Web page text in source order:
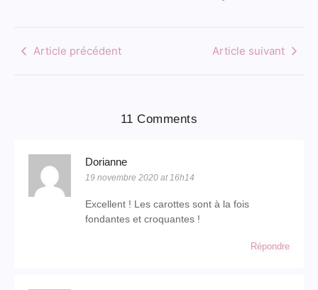
Article précédent Article suivant
11 Comments
Dorianne
19 novembre 2020 at 16h14
Excellent ! Les carottes sont à la fois
fondantes et croquantes !
Répondre